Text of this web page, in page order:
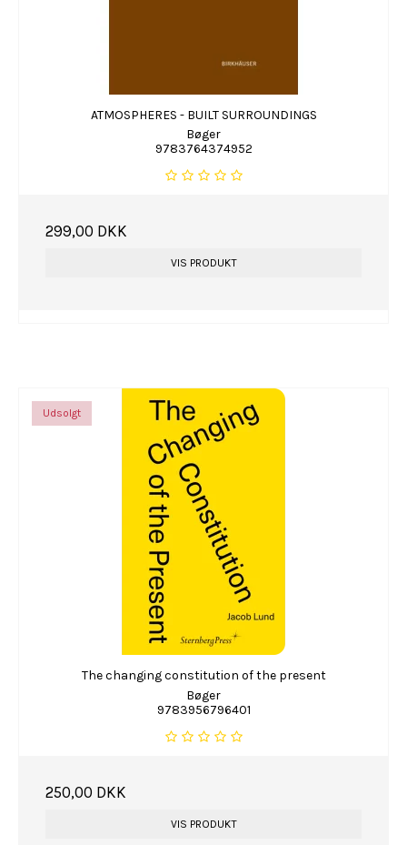
ATMOSPHERES - BUILT SURROUNDINGS
Bøger
9783764374952
299,00 DKK
VIS PRODUKT
Udsolgt
The changing constitution of the present
Bøger
9783956796401
250,00 DKK
VIS PRODUKT